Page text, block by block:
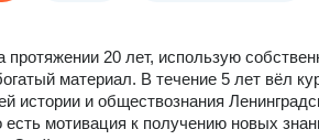
20 лет, использую
материал. В течение 5 лет вёл
истории и обществознания
мотивация к получению новых